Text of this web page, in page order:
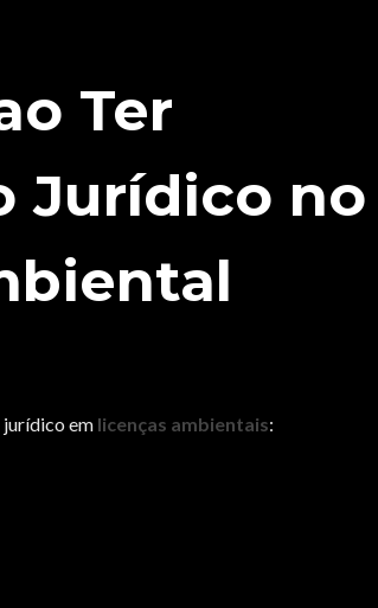
Ter
Jurídico no
jurídico em licenças ambientais: